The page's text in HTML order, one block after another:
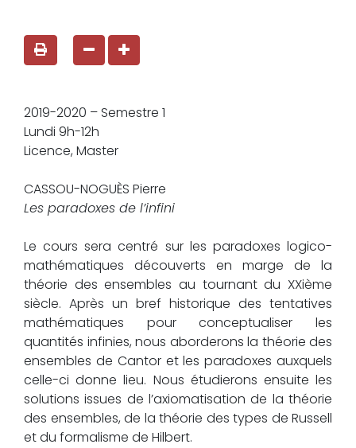
2019-2020 – Semestre 1
Lundi 9h-12h
Licence, Master
CASSOU-NOGUÈS Pierre
Les paradoxes de l’infini
Le cours sera centré sur les paradoxes logico-
mathématiques découverts en marge de la
théorie des ensembles au tournant du XXième
siècle. Après un bref historique des tentatives
mathématiques pour conceptualiser les
quantités infinies, nous aborderons la théorie des
ensembles de Cantor et les paradoxes auxquels
celle-ci donne lieu. Nous étudierons ensuite les
solutions issues de l’axiomatisation de la théorie
des ensembles, de la théorie des types de Russell
et du formalisme de Hilbert.